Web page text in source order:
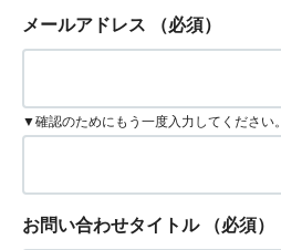
メールアドレス （必須）
▼確認のためにもう一度入力してください。
お問い合わせタイトル （必須）